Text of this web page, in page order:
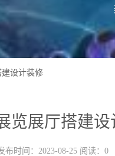
设计装修
览展厅搭建设
布时间：2023-08-25 阅读：0